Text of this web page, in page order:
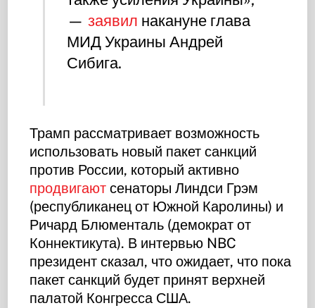
— заявил накануне глава
МИД Украины Андрей
Сибига.
Трамп рассматривает возможность
использовать новый пакет санкций
против России, который активно
продвигают сенаторы Линдси Грэм
(республиканец от Южной Каролины) и
Ричард Блюменталь (демократ от
Коннектикута). В интервью NBC
президент сказал, что ожидает, что пока
пакет санкций будет принят верхней
палатой Конгресса США.